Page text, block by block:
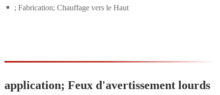
; Fabrication; Chauffage vers le Haut
application; Feux d'avertissement lourds